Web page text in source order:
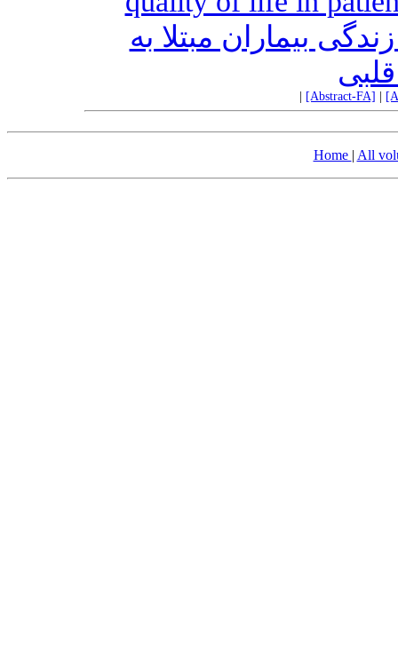
بیماران مبتلا به
[Abstract-FA]
Home | All